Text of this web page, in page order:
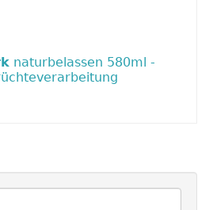
naturbelassen 580ml -